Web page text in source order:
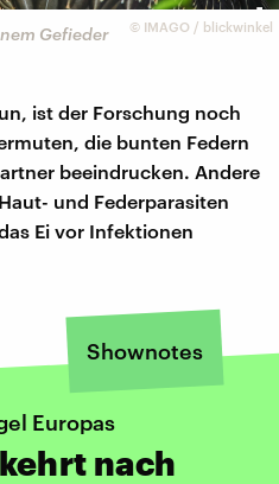
© IMAGO / blickwinkel
Gefieder
ist der Forschung noch
die bunten Federn
beeindrucken. Andere
und Federparasiten
Ei vor Infektionen
Shownotes
Europas
nach